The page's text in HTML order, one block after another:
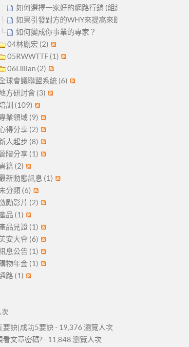
如何選擇一家好的網路行銷 (組織行銷)公司？
如果引發對方的WHY來提高來聽事業計劃的機率？
如何變成你事業的専家？
04林胤宏 (2)
05RWWTTF (1)
06Lillian (2)
球會議聯盟系統 (6)
方研討會 (3)
訓 (109)
業領域 (9)
得分享 (2)
人起步 (8)
階分享 (1)
籍 (2)
新動態訊息 (1)
分類 (6)
勵影片 (2)
品 (1)
品見證 (1)
安大會 (6)
息公告 (1)
物年金 (1)
路 (1)
次
要訣|成功5要訣- 19,376 瀏覽人次
看文章密碼?- 11,848 瀏覽人次